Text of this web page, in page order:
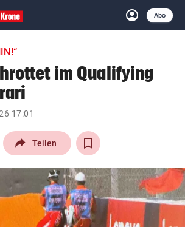
account_circle
Anmelden
Abo
close Schließen
arrow_right
im Qualifying
17:01
Teilen